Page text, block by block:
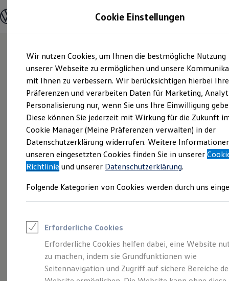
Hauptinhalt
springen
Footer
springen
Modelle und Konfigurator
Modelle vergleichen
Elektroautos
ENERGY Sondermodelle
Nutzfahrzeuge
SUV und CUV
Familienautos
Kombis
Kompaktwagen
Sportwagen
Schnell verfügbare Fahrzeuge
Angebote und Produkte
Aktuelle Angebote
E-Auto-Förderung
Volkswagen Marktplatz
Junge Gebrauchtwagen und Gebrauchtwagen
Saisonangebote
Leasing
Leasing-Angebote
Gebrauchtwagen Leasing
Junge Gebrauchtwagen-Leasing
Eine Klasse für sich.
Cookie Einstellungen
Wir nutzen Cookies, um Ihnen die bestmögliche Nutzung
unserer Webseite zu ermöglichen und unsere
mit Ihnen zu verbessern. Wir berücksichtigen hierbei Ihre
Präferenzen und verarbeiten Daten für Marketing,
Personalisierung nur, wenn Sie uns Ihre Einwilligung
Diese können Sie jederzeit mit Wirkung für die Zukunft
Cookie Manager (Meine Präferenzen verwalten) in der
Datenschutzerklärung widerrufen. Weitere
unseren eingesetzten Cookies finden Sie in unserer
Richtlinie und unserer Datenschutzerklärung.
Folgende Kategorien von Cookies werden durch uns
Erforderliche Cookies
Erforderliche Cookies helfen dabei, eine Website
zu machen, indem sie Grundfunktionen wie
Seitennavigation und Zugriff auf sichere Bereiche